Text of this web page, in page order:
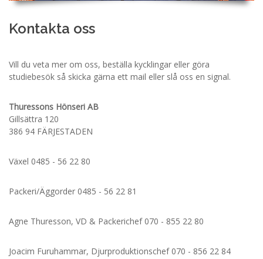
Kontakta oss
Vill du veta mer om oss, beställa kycklingar eller göra
studiebesök så skicka gärna ett mail eller slå oss en signal.
Thuressons Hönseri AB
Gillsättra 120
386 94 FÄRJESTADEN
Växel 0485 - 56 22 80
Packeri/Äggorder 0485 - 56 22 81
Agne Thuresson, VD & Packerichef 070 - 855 22 80
Joacim Furuhammar, Djurproduktionschef 070 - 856 22 84